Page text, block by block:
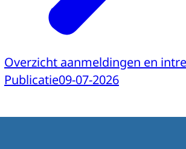
Overzicht aanmeldingen en
Publicatie09-07-2026